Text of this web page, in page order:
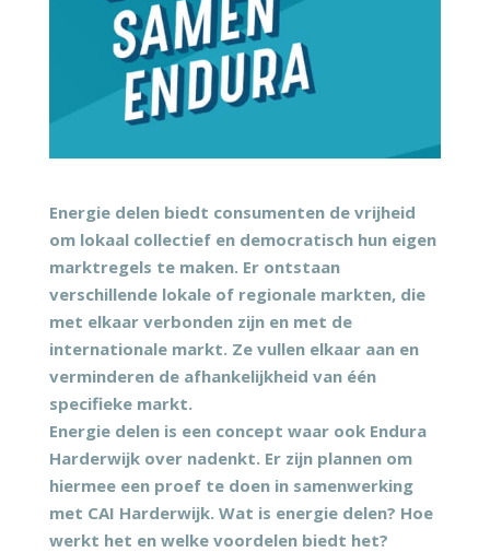
Energie delen biedt consumenten de vrijheid
om lokaal collectief en democratisch hun eigen
marktregels te maken. Er ontstaan
verschillende lokale of regionale markten, die
met elkaar verbonden zijn en met de
internationale markt. Ze vullen elkaar aan en
verminderen de afhankelijkheid van één
specifieke markt.
Energie delen is een concept waar ook Endura
Harderwijk over nadenkt. Er zijn plannen om
hiermee een proef te doen in samenwerking
met CAI Harderwijk. Wat is energie delen? Hoe
werkt het en welke voordelen biedt het?